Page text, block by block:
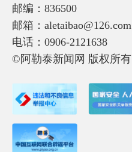
邮编：836500
邮箱：aletaibao@126.com
电话：0906-2121638
©阿勒泰新闻网 版权所有